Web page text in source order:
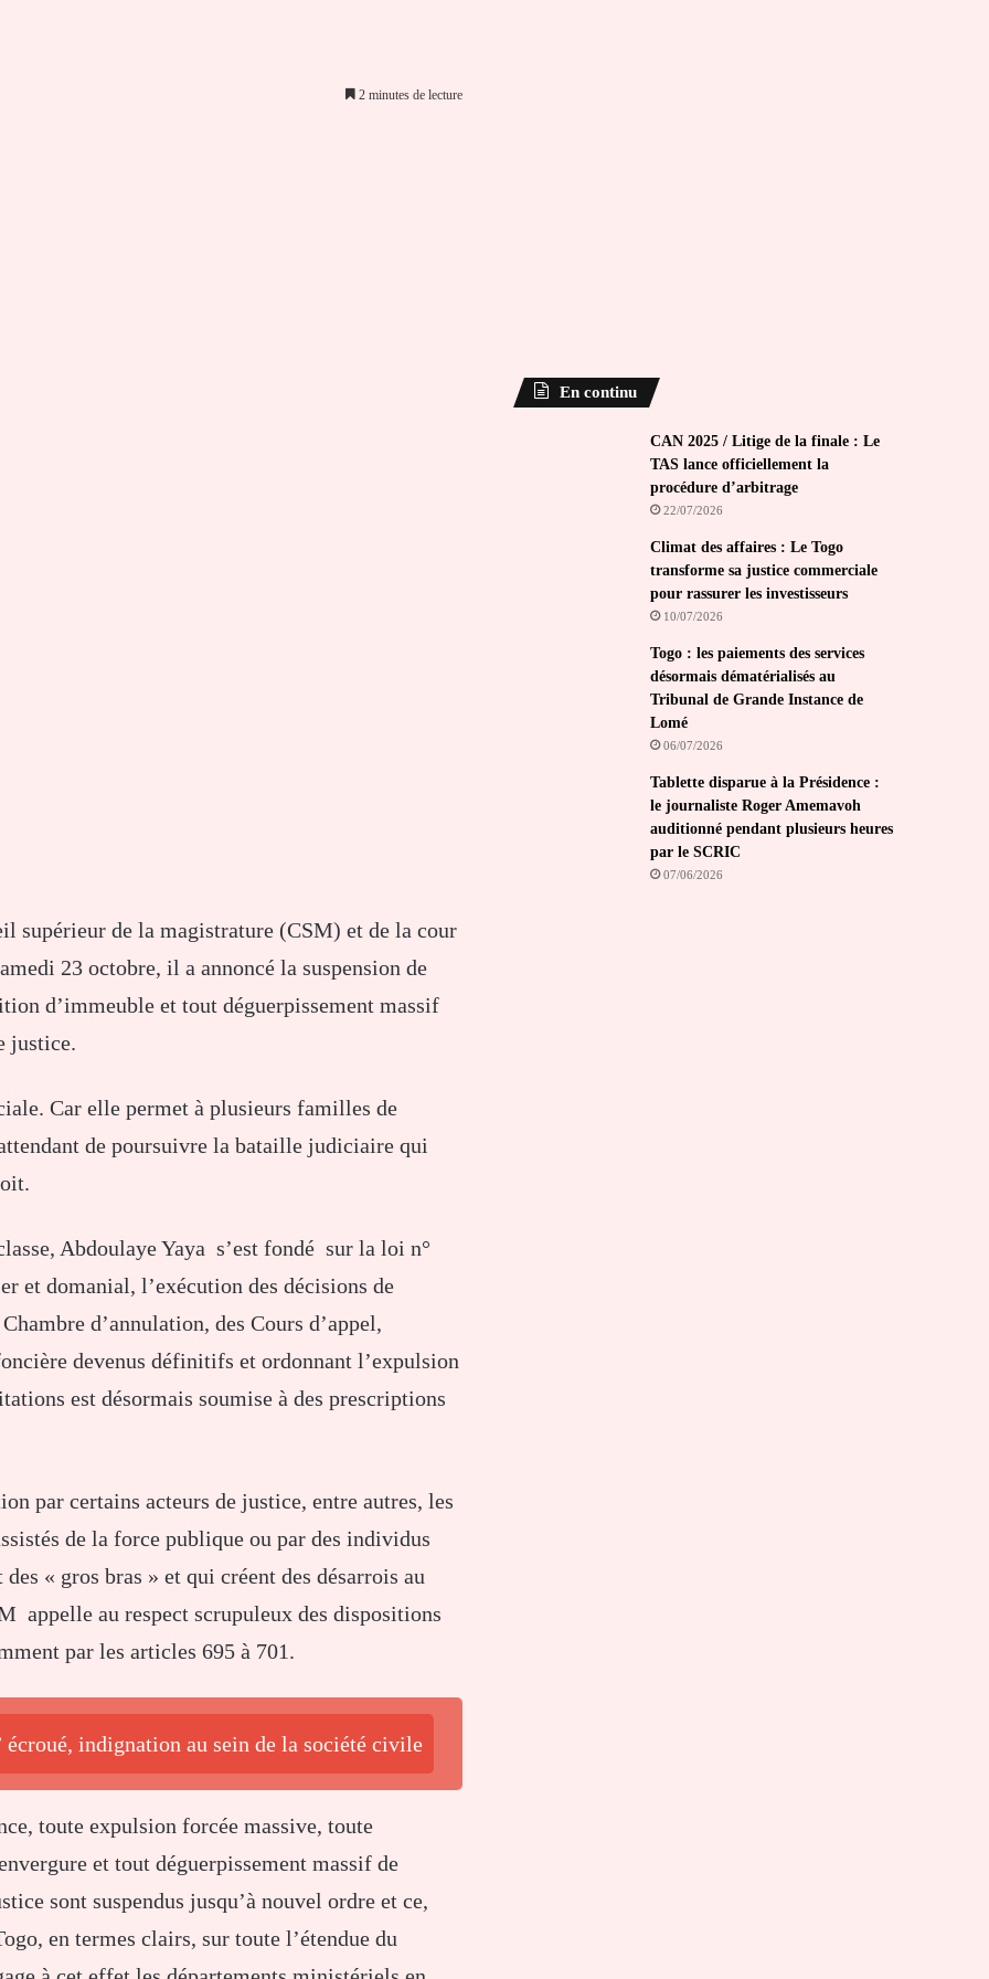
2 minutes de lecture
supérieur de la magistrature (CSM) et de la cour
23 octobre, il a annoncé la suspension de
d’immeuble et tout déguerpissement massif
justice.
Car elle permet à plusieurs familles de
de poursuivre la bataille judiciaire qui
Abdoulaye Yaya s’est fondé sur la loi n°
et domanial, l’exécution des décisions de
d’annulation, des Cours d’appel,
devenus définitifs et ordonnant l’expulsion
est désormais soumise à des prescriptions
par certains acteurs de justice, entre autres, les
de la force publique ou par des individus
« gros bras » et qui créent des désarrois au
appelle au respect scrupuleux des dispositions
par les articles 695 à 701.
indignation au sein de la société civile
toute expulsion forcée massive, toute
et tout déguerpissement massif de
sont suspendus jusqu’à nouvel ordre et ce,
en termes clairs, sur toute l’étendue du
En continu
CAN 2025 / Litige de la finale : Le
TAS lance officiellement la
procédure d’arbitrage
22/07/2026
Climat des affaires : Le Togo
transforme sa justice commerciale
pour rassurer les investisseurs
10/07/2026
Togo : les paiements des services
désormais dématérialisés au
Tribunal de Grande Instance de
Lomé
06/07/2026
Tablette disparue à la Présidence :
le journaliste Roger Amemavoh
auditionné pendant plusieurs heures
par le SCRIC
07/06/2026